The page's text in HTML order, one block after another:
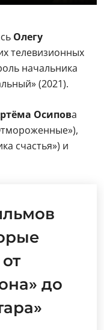
Олегу
телевизионных
начальника
(2021).
Осипова
счастья») и
до